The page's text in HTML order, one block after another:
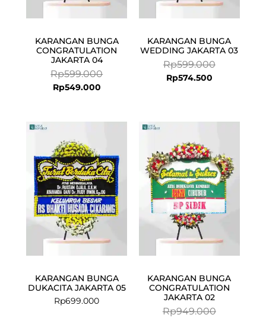
KARANGAN BUNGA
CONGRATULATION
JAKARTA 04
Rp599.000
Rp549.000
KARANGAN BUNGA
WEDDING JAKARTA 03
Rp599.000
Rp574.500
KARANGAN BUNGA
DUKACITA JAKARTA 05
Rp699.000
KARANGAN BUNGA
CONGRATULATION
JAKARTA 02
Rp949.000
was:
Rp949.000.
is:
Rp924.500.